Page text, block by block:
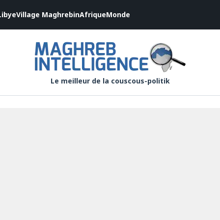
Village MaghrebinAfriqueMonde
Le meilleur de la couscous-politik